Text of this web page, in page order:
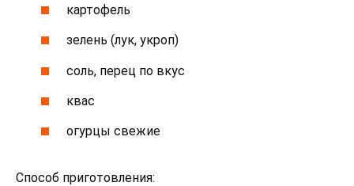
картофель
зелень (лук, укроп)
соль, перец по вкус
квас
огурцы свежие
Способ приготовления: